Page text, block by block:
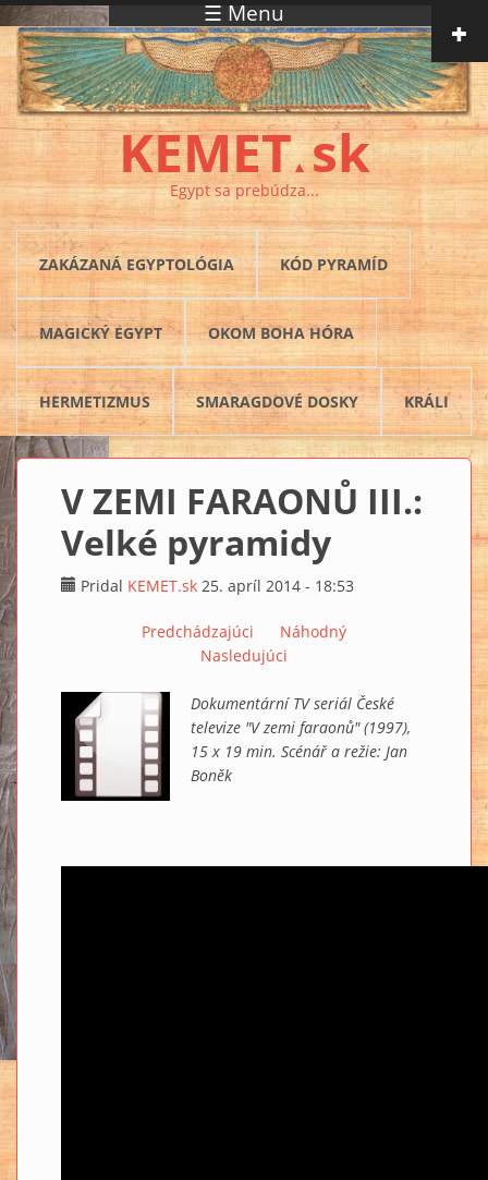
Skočiť na hlavný obsah ☰ Menu
KEMET▲ sk
Egypt sa prebúdza...
ZAKÁZANÁ EGYPTOLÓGIA KÓD PYRAMÍD
MAGICKÝ EGYPT OKOM BOHA HÓRA
HERMETIZMUS SMARAGDOVÉ DOSKY KRÁLI
V ZEMI FARAONŮ III.:
Velké pyramidy
Pridal KEMET.sk 25. apríl 2014 - 18:53
Predchádzajúci
Náhodný
Nasledujúci
Dokumentární TV seriál České
televize "V zemi faraonů" (1997),
15 x 19 min. Scénář a režie: Jan
Boněk